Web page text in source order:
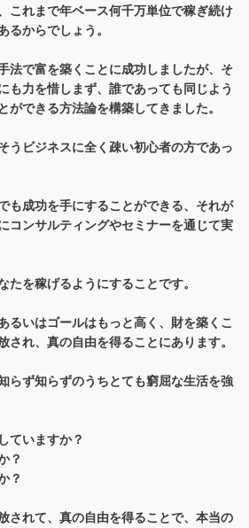
これまで年ベース何千万単位で稼ぎ続け
るからでしょう。
法で富を築くことに成功しましたが、そ
も力を惜しまず、誰であっても同じよう
ができる方法論を構築してきました。
うビジネスに全く疎い初心者の方であっ
も成功を手にすることができる、それが
コンサルティングやセミナーを通じて実
たを稼げるようにすることです。
るいはゴールはもっと高く、財を築くこ
され、真の自由を得ることにあります。
らず知らずのうちとても窮屈な生活を強
ていますか？
？
？
されて、真の自由を得ることで、本当の